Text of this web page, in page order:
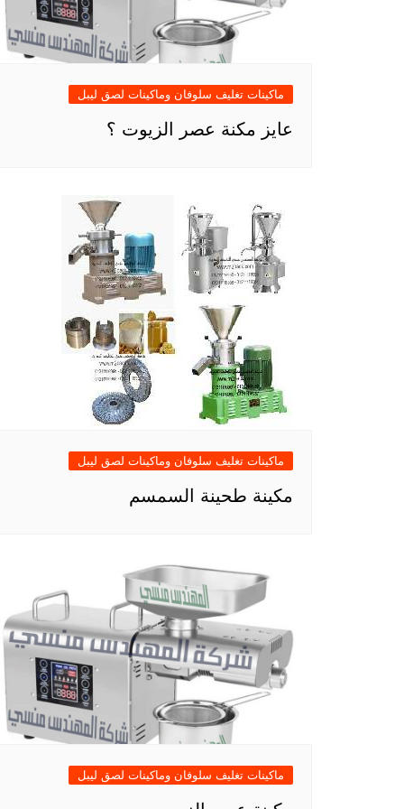
ماكينات تغليف سلوفان وماكينات لصق ليبل
عايز مكنة عصر الزيوت ؟
ماكينات تغليف سلوفان وماكينات لصق ليبل
مكينة طحينة السمسم
ماكينات تغليف سلوفان وماكينات لصق ليبل